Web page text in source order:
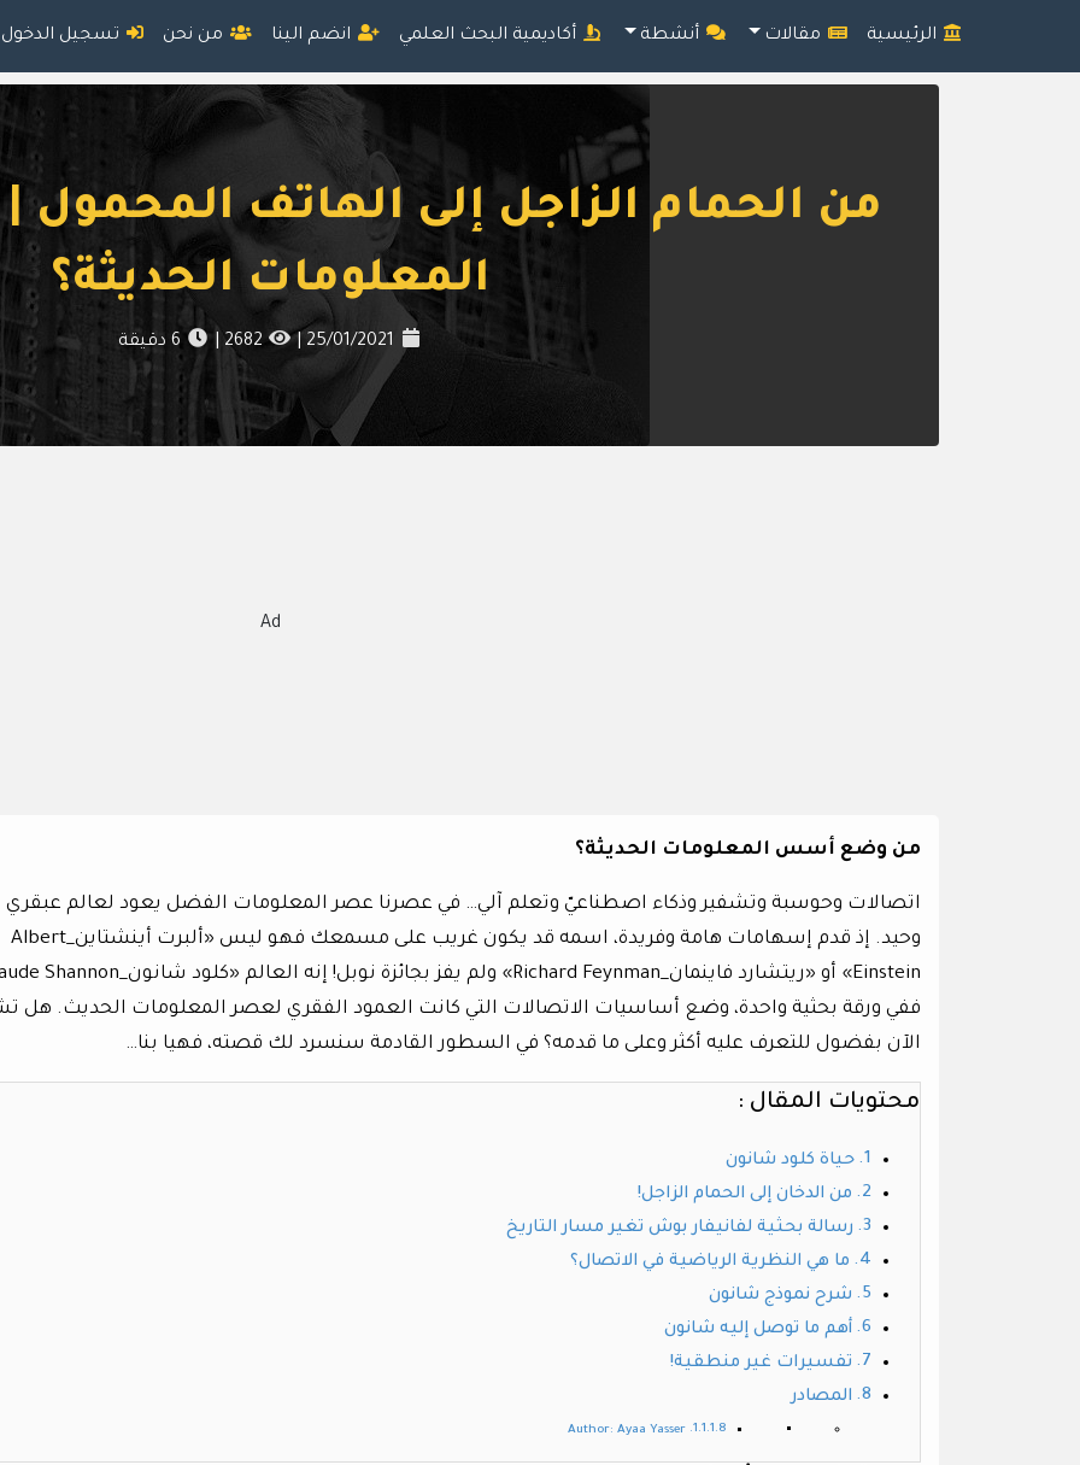
الرئيسية مقالات أنشطة أكاديمية البحث العلمي انضم الينا من نحن تسجيل الدخول
من الحمام الزاجل إلى الهاتف
المعلومات الحديثة؟
25/01/2021
|
2682
6 دقيقة
Ad
من وضع أسس المعلومات الحديثة؟
اتصالات وحوسبة وتشفير وذكاء اصطناعيّ وتعلم آلي… في عصرنا عصر المعلومات الفضل يعود لعالم عبقري
وحيد. إذ قدم إسهامات هامة وفريدة، اسمه قد يكون غريب على مسمعك فهو ليس «ألبرت أينشتاين_Albert
ففي ورقة بحثية واحدة، وضع أساسيات الاتصالات التي كانت العمود الفقري لعصر المعلومات الحديث. هل
الآن بفضول للتعرف عليه أكثر وعلى ما قدمه؟ في السطور القادمة سنسرد لك قصته، فهيا بنا…
محتويات المقال :
حياة كلود شانون
من الدخان إلى الحمام الزاجل!
رسالة بحثية لفانيفار بوش تغير مسار التاريخ
ما هي النظرية الرياضية في الاتصال؟
شرح نموذج شانون
أهم ما توصل إليه شانون
تفسيرات غير منطقية!
المصادر
Author: Ayaa Yasser